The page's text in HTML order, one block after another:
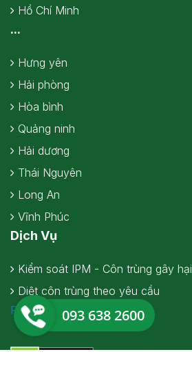
Hồ Chí Minh
...
Hưng yên
Hải phòng
Hòa bình
Quảng ninh
Hải dương
Thái Nguyên
Long An
Vĩnh Phúc
Dịch Vụ
Kiểm soát IPM - Côn trùng gây hại
Diệt côn trùng theo yêu cầu
Facebook 093 638 2600